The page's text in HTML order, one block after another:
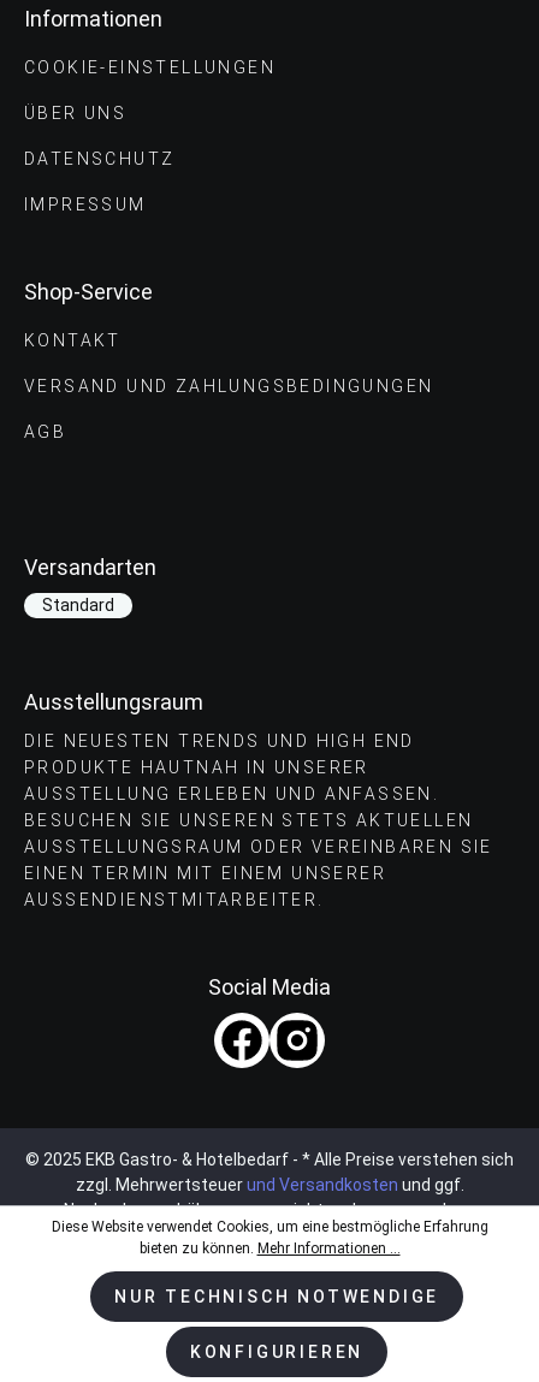
Informationen
COOKIE-EINSTELLUNGEN
ÜBER UNS
DATENSCHUTZ
IMPRESSUM
Shop-Service
KONTAKT
VERSAND UND ZAHLUNGS­BEDINGUNGEN
AGB
Versandarten
Standard
Ausstellungsraum
DIE NEUESTEN TRENDS UND HIGH END
PRODUKTE HAUTNAH IN UNSERER
AUSSTELLUNG ERLEBEN UND ANFASSEN.
BESUCHEN SIE UNSEREN STETS AKTUELLEN
AUSSTELLUNGSRAUM ODER VEREINBAREN SIE
EINEN TERMIN MIT EINEM UNSERER
AUSSENDIENSTMITARBEITER.
Social Media
© 2025 EKB Gastro- & Hotelbedarf - * Alle Preise verstehen sich
zzgl. Mehrwertsteuerund Versandkosten und ggf.
Nachnahmegebühren, wenn nicht anders angegeben.
Diese Website verwendet Cookies, um eine bestmögliche Erfahrung
bieten zu können. Mehr Informationen ...
NUR TECHNISCH NOTWENDIGE
KONFIGURIEREN